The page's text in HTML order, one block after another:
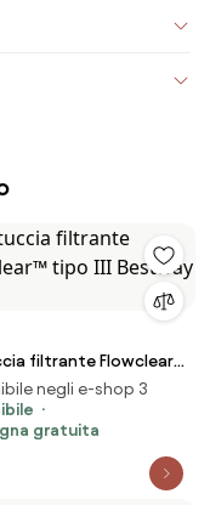
filtrante Flowclear™
58012
negli e-shop 3
gratuita